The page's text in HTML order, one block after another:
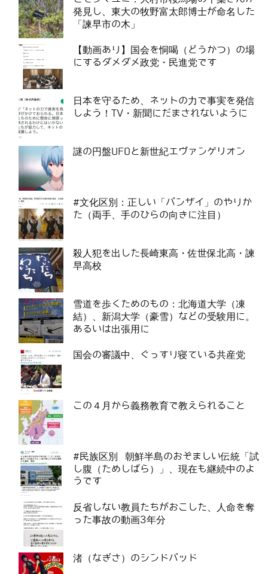
発見し、東大の牧野富太郎博士が命名した
「諫早市の木」
【動画あり】国会を恫喝（どうかつ）の場
にするダメダメ政党・民進党です
日本を守るため、ネットの力で事実を発信
しよう！TV・新聞にだまされないように
謎の円盤UFOと新世紀エヴァンゲリオン
#文化区別：正しい「バンザイ」のやりか
た（両手、手のひらの向きに注目）
殺人犯を出した長崎東高・佐世保北高・諫
早高校
雪道を歩くためのもの：北海道大学（凍
結）、新潟大学（豪雪）などの受験用に。
あるいは出張用に
国会の審議中、ぐっすり寝ている共産党
この４月から義務教育で教えられること
#民族区別 朝鮮半島のおぞましい伝統「試
し腹（ためしばら）」、現在も継続中のよ
うです
反省しない教員たちがおこした、人命を奪
った事故の動画3年分
渚（なぎさ）のシンドバッド